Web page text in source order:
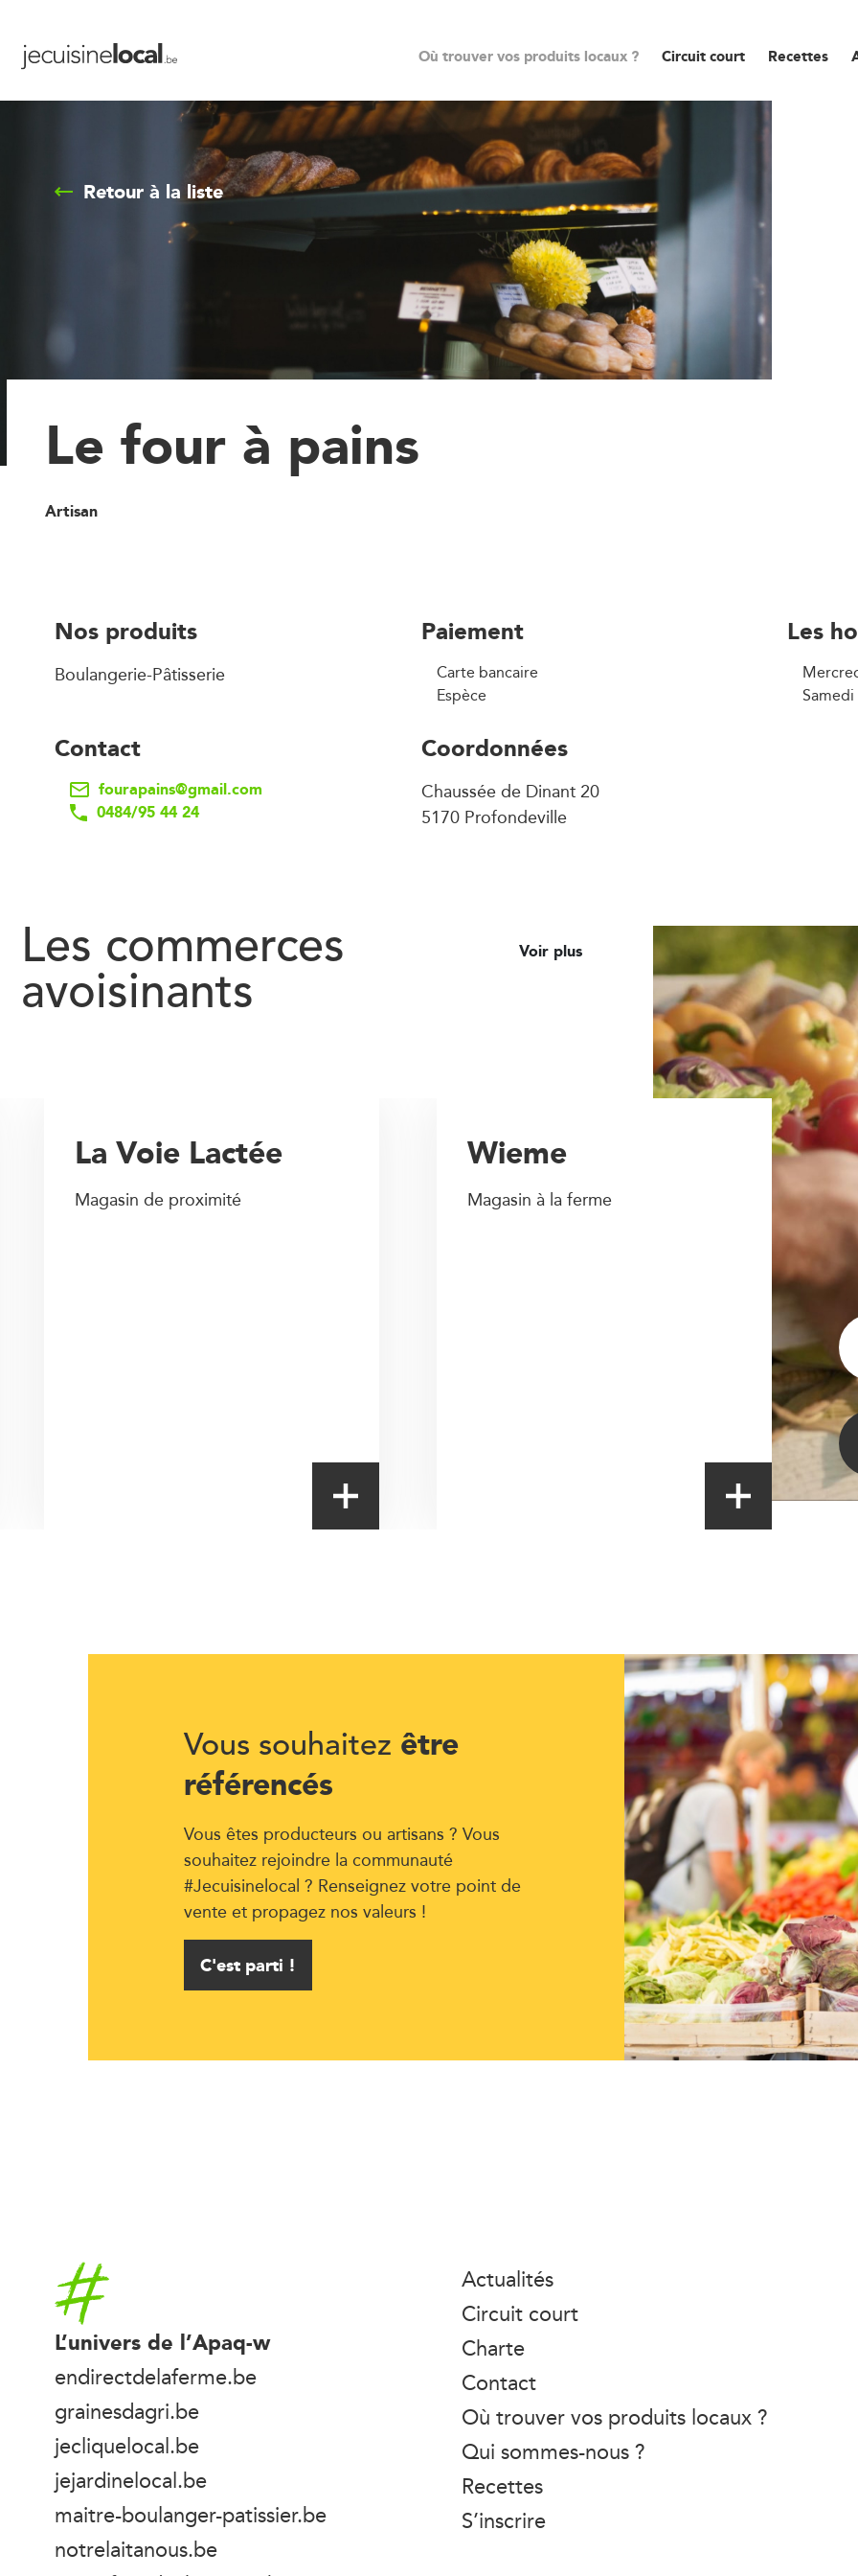
Où trouver vos produits locaux ? Circuit court Recettes
Retour à la liste
Le four à pains
Artisan
Nos produits
Boulangerie-Pâtisserie
Paiement
Carte bancaire
Espèce
Les
Contact
fourapains@gmail.com
0484/95 44 24
Coordonnées
Chaussée de Dinant 20
5170 Profondeville
Les commerces
avoisinants
Voir plus
Wieme
Magasin à la ferme
La Voie Lactée
Magasin de proximité
Vous souhaitez être
référencés
Vous êtes producteurs ou artisans ? Vous
souhaitez rejoindre la communauté
#Jecuisinelocal ? Renseignez votre point de
vente et propagez nos valeurs !
C'est parti !
Accueil
L’univers de l’Apaq-w
endirectdelaferme.be
grainesdagri.be
jecliquelocal.be
jejardinelocal.be
maitre-boulanger-patissier.be
notrelaitanous.be
Actualités
Circuit court
Charte
Contact
Où trouver vos produits locaux ?
Qui sommes-nous ?
Recettes
S’inscrire